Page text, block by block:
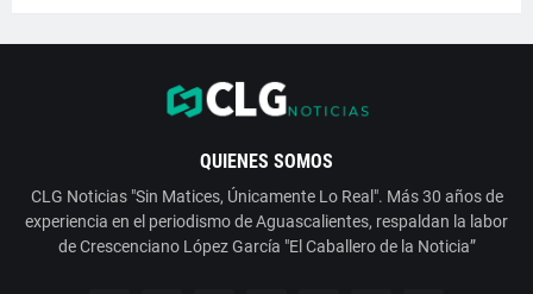
QUIENES SOMOS
CLG Noticias "Sin Matices, Únicamente Lo Real". Más 30 años de
experiencia en el periodismo de Aguascalientes, respaldan la labor
de Crescenciano López García "El Caballero de la Noticia”